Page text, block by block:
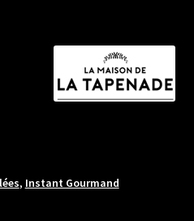
, Instant Gourmand